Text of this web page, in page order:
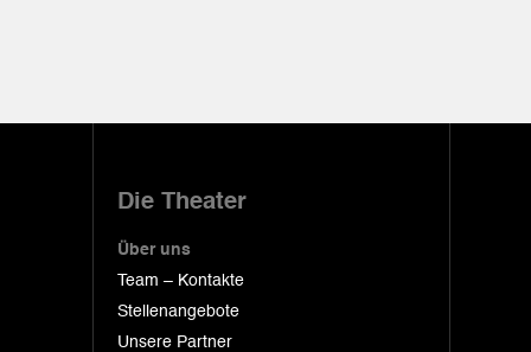
Die Theater
Über uns
Team – Kontakte
Stellenangebote
Unsere Partner